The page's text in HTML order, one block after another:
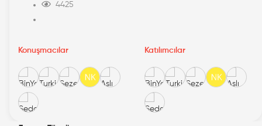
4425
Konuşmacılar Katılımcılar